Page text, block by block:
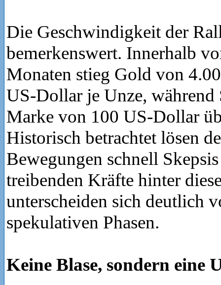
Die Geschwindigkeit der
bemerkenswert. Innerhalb
Monaten stieg Gold von
US-Dollar je Unze, während
Marke von 100 US-Dollar
Historisch betrachtet lösen
Bewegungen schnell
treibenden Kräfte hinter
unterscheiden sich deutlich
spekulativen Phasen.
Keine Blase, sondern eine